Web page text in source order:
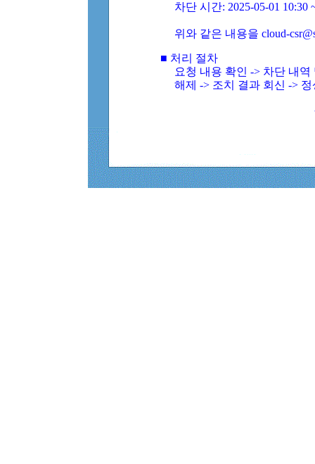
차단 시간: 2025-05-01 10:30
위와 같은 내용을 cloud-
■ 처리 절차
요청 내용 확인 -> 차단 내
해제 -> 조치 결과 회신 ->